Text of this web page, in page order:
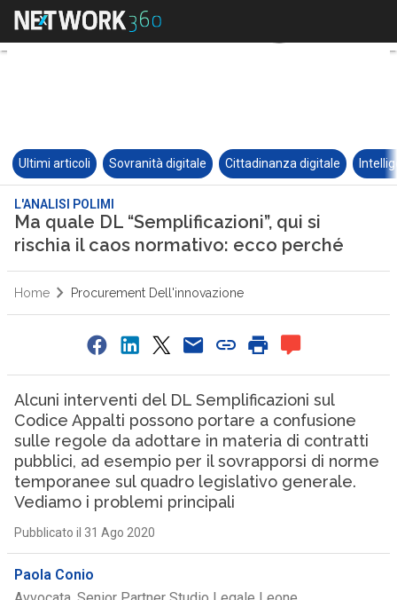
Ultimi articoli Sovranità digitale Cittadinanza digitale
L'ANALISI POLIMI
Ma quale DL “Semplificazioni”, qui si
rischia il caos normativo: ecco perché
Home Procurement Dell'innovazione
Alcuni interventi del DL Semplificazioni sul
Codice Appalti possono portare a confusione
sulle regole da adottare in materia di contratti
pubblici, ad esempio per il sovrapporsi di norme
temporanee sul quadro legislativo generale.
Vediamo i problemi principali
Pubblicato il 31 Ago 2020
Paola Conio